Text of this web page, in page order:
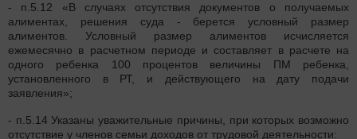
- п.5.12 «В случаях отсутствия документов о получаемых
алиментах, решения суда - берется условный размер
алиментов. Условный размер алиментов исчисляется
ежемесячно в расчетном периоде и составляет в расчете на
одного ребенка 100 процентов величины ПМ ребенка,
установленного в РТ, и действующего на дату подачи
заявления»;
- п.5.14 Указаны уважительные причины, при которых возможно
отсутствие у членов семьи доходов от трудовой деятельности: